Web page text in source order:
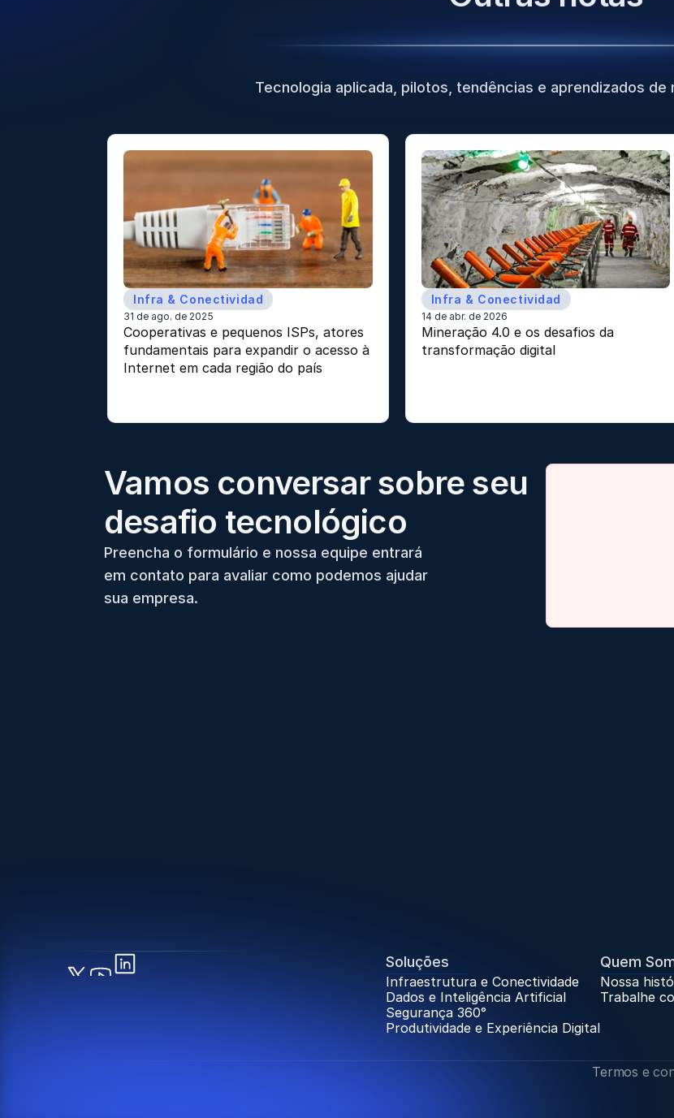
Tecnologia aplicada, pilotos, tendências e aprendizados de
Infra & Conectividad
31 de ago. de 2025
Cooperativas e pequenos ISPs, atores
fundamentais para expandir o acesso à
Internet em cada região do país
Infra & Conectividad
14 de abr. de 2026
Mineração 4.0 e os desafios da
transformação digital
Vamos conversar sobre seu
desafio tecnológico
Preencha o formulário e nossa equipe entrará
em contato para avaliar como podemos ajudar
sua empresa.
Soluções
Infraestrutura e Conectividade
Dados e Inteligência Artificial
Segurança 360°
Produtividade e Experiência Digital
Quem
Nossa
Trabalhe
Termos e